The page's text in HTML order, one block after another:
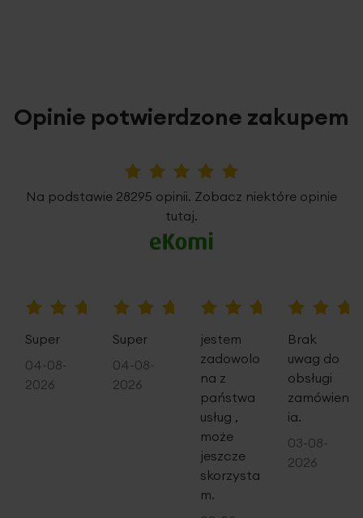
Opinie potwierdzone zakupem
Na podstawie 28295 opinii. Zobacz niektóre opinie
tutaj.
Super
04-08-
2026
Super
04-08-
2026
jestem
zadowolo
na z
państwa
usług ,
może
jeszcze
skorzysta
m.
Brak
uwag do
obsługi
zamówien
ia.
03-08-
2026